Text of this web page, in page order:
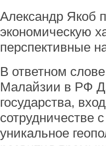
Александр Якоб
экономическую
перспективные
В ответном
Малайзии в РФ
государства,
сотрудничестве
уникальное